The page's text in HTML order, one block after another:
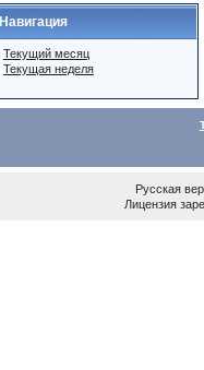
Навигация
Текущий месяц
Текущая неделя
Русская
Лицензия